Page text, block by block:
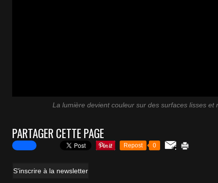
La lumière devient couleur sur des surfaces lisses et
PARTAGER CETTE PAGE
Repost 0
S'inscrire à la newsletter